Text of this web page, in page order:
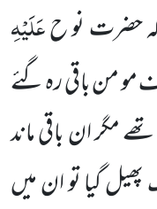
حضرت نو حعَلَیْہِ
من باقی رہ گئے
مگر ان باقی ماند
گیا تو ان میں